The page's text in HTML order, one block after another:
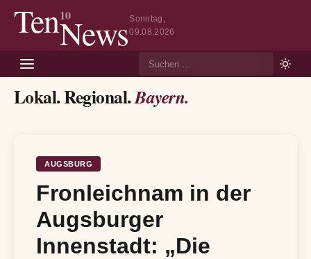
Ten10
NewsSonntag,
09.08.2026
Lokal. Regional.Bayern.
AUGSBURG
Fronleichnam in der
Augsburger
Innenstadt: „Die